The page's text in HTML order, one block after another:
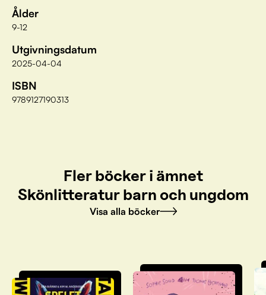
Ålder
9-12
Utgivningsdatum
2025-04-04
ISBN
9789127190313
Fler böcker i ämnet
Skönlitteratur barn och ungdom
Visa alla böcker